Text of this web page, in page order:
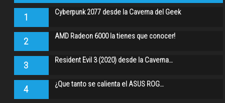
1 Cyberpunk 2077 desde la Caverna del Geek
2 AMD Radeon 6000 la tienes que conocer!
3 Resident Evil 3 (2020) desde la Caverna…
4 ¿Que tanto se calienta el ASUS ROG…